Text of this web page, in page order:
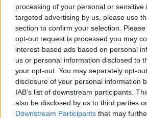
processing of your personal or sensitive
targeted advertising by us, please use
section to confirm your selection.
opt-out request is processed you may
interest-based ads based on personal
us or personal information disclosed to
your opt-out. You may separately opt-
disclosure of your personal information
IAB’s list of downstream participants.
also be disclosed by us to third parties
Downstream Participants that may
pubblico, di nuovo affittato il ristorante a
partiranno le opere di urbanizzazione della
turistica di proprietà privata adiacente
ombra di dubbio di un momento storico di
Casentino e la sua vocazione turistica. Un
sono decenni che si parla delle 18 buche
benvenuto a un progetto che nel 2027 sarà
questo progetto significherà tanto in termini
sviluppo”.
L’amministrazione di Poppi, guidata da
ha messo il piede sull’acceleratore,